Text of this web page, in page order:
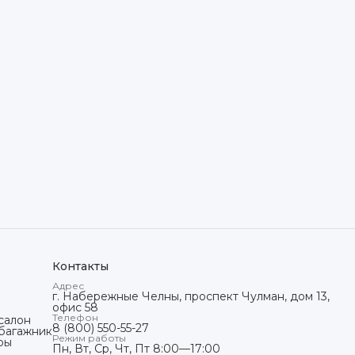
Контакты
Адрес
г. Набережные Челны, проспект Чулман, дом 13,
офис 58
Телефон
8 (800) 550-55-27
Режим работы
Пн, Вт, Ср, Чт, Пт 8:00—17:00